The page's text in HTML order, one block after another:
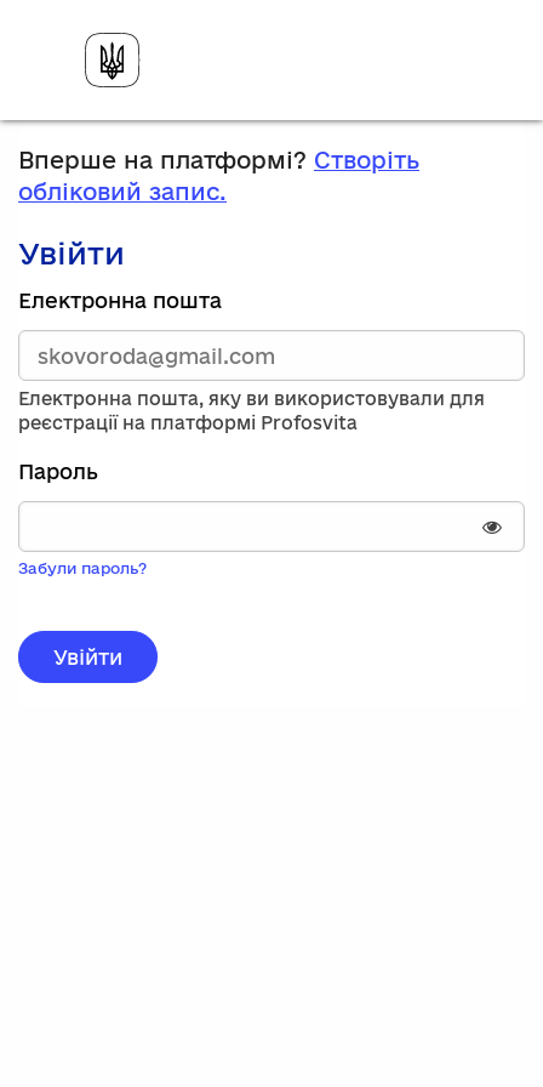
Вперше на платформі? Створіть
обліковий запис.
Увійти
Зареєструйтесь,
використавши
електронну
адресу
та
пароль.
Якщо
вас
немає
запису,
натисніть
реєстрації.
Електронна пошта
Електронна пошта, яку ви використовували для
реєстрації на платформі Profosvita
Пароль
Забули пароль?
Увійти